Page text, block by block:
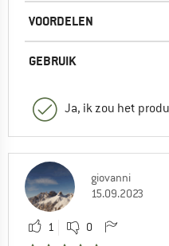
VOORDELEN
GEBRUIK
Ja, ik zou het
giovanni
15.09.2023
1 0